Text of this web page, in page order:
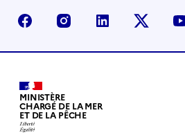
facebook - Ministère de
instagram -linkedin -
x
MINISTÈRE
CHARGÉ DE LA MER
ET DE LA PÊCHE